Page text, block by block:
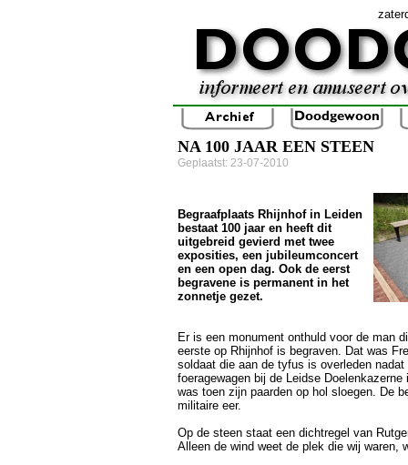
NA 100 JAAR EEN STEEN
Geplaatst: 23-07-2010
Begraafplaats Rhijnhof in Leiden
bestaat 100 jaar en heeft dit
uitgebreid gevierd met twee
exposities, een jubileumconcert
en een open dag. Ook de eerst
begravene is permanent in het
zonnetje gezet.
Er is een monument onthuld voor de man
eerste op Rhijnhof is begraven. Dat was
soldaat die aan de tyfus is overleden nadat
foeragewagen bij de Leidse
was toen zijn paarden op hol sloegen. De
militaire eer.
Op de steen staat een dichtregel van
Alleen de wind weet de plek die wij waren,